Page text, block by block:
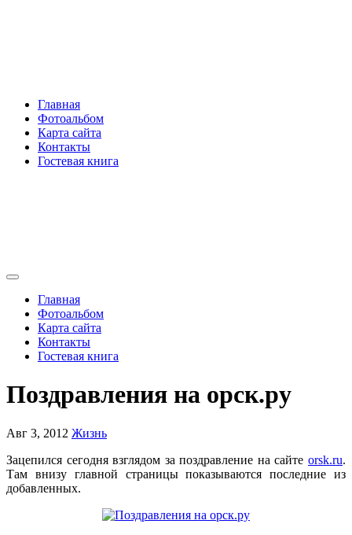
Главная
Фотоальбом
Карта сайта
Контакты
Гостевая книга
Главная
Фотоальбом
Карта сайта
Контакты
Гостевая книга
Поздравления на орск.ру
Авг 3, 2012 Жизнь
Зацепился сегодня взглядом за поздравление на сайте orsk.ru.
Там внизу главной страницы показываются последние из
добавленных.